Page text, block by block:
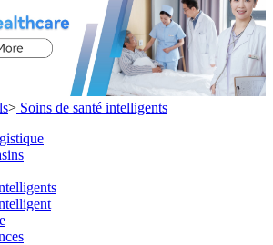
> Soins de santé intelligents